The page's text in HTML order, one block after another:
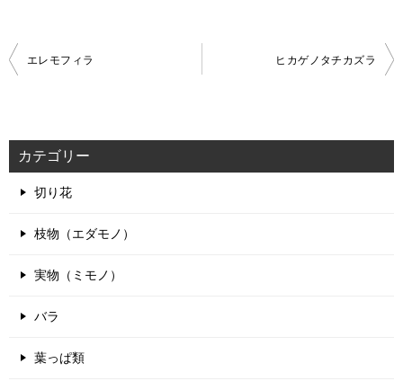
投
稿
ゲ
ー
ン
エレモフィラ ヒカゲノタチカズラ
カテゴリー
切り花
枝物（エダモノ）
実物（ミモノ）
バラ
葉っぱ類